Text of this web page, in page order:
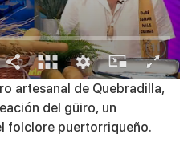
artesanal de Quebradilla,
del güiro, un
folclore puertorriqueño.